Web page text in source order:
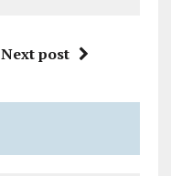
Next post